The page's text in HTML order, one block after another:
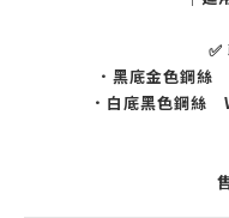
✅
．黑底金色鋼
．白底黑色鋼